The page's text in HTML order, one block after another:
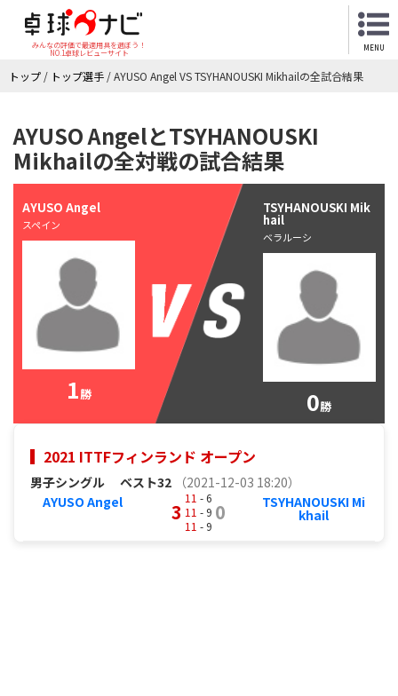
みんなの評価で最適用具を選ぼう！
NO.1卓球レビューサイト
MENU
トップ / トップ選手 /AYUSO Angel VS TSYHANOUSKI Mikhailの全試合結果
AYUSO AngelとTSYHANOUSKI
Mikhailの全対戦の試合結果
AYUSO Angel
スペイン
1勝
TSYHANOUSKI Mik
hail
ベラルーシ
0勝
2021 ITTFフィンランド オープン
男子シングル ベスト32
（2021-12-03 18:20）
AYUSO Angel
3
11 - 6
11 - 9
11 - 9
0 TSYHANOUSKI Mi
khail